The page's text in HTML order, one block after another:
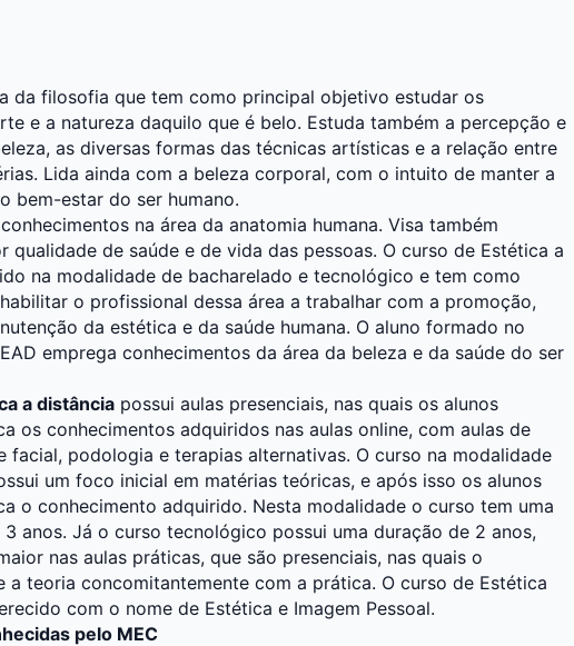
da filosofia que tem como principal objetivo estudar os
e a natureza daquilo que é belo. Estuda também a percepção e
as diversas formas das técnicas artísticas e a relação entre
Lida ainda com a beleza corporal, com o intuito de manter a
bem-estar do ser humano.
na área da anatomia humana. Visa também
qualidade de saúde e de vida das pessoas. O curso de Estética a
na modalidade de bacharelado e tecnológico e tem como
o profissional dessa área a trabalhar com a promoção,
da estética e da saúde humana. O aluno formado no
emprega conhecimentos da área da beleza e da saúde do ser
a distância possui aulas presenciais, nas quais os alunos
os conhecimentos adquiridos nas aulas online, com aulas de
facial, podologia e terapias alternativas. O curso na modalidade
um foco inicial em matérias teóricas, e após isso os alunos
o conhecimento adquirido. Nesta modalidade o curso tem uma
anos. Já o curso tecnológico possui uma duração de 2 anos,
nas aulas práticas, que são presenciais, nas quais o
a teoria concomitantemente com a prática. O curso de Estética
com o nome de Estética e Imagem Pessoal.
pelo MEC